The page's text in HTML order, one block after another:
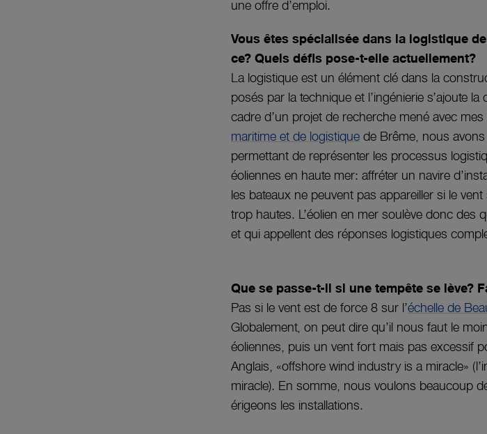
une offre d’emploi.
Vous êtes spécialisée dans la logistique
ce? Quels défis pose-t-elle actuellement?
La logistique est un élément clé dans la
posés par la technique et l’ingénierie s’ajoute
cadre d’un projet de recherche mené avec mes
maritime et de logistique de Brême, nous
permettant de représenter les processus
éoliennes en haute mer: affréter un navire
les bateaux ne peuvent pas appareiller si le
trop hautes. L’éolien en mer soulève donc des
et qui appellent des réponses logistiques
Que se passe-t-il si une tempête se lève?
Pas si le vent est de force 8 sur l’échelle de
Globalement, on peut dire qu’il nous faut le
éoliennes, puis un vent fort mais pas excessif
Anglais, «offshore wind industry is a miracle»
miracle). En somme, nous voulons beaucoup
érigeons les installations.